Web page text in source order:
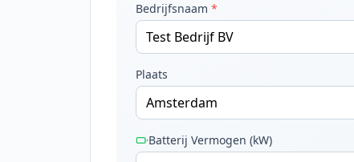
Bedrijfsnaam *
Plaats
Batterij Vermogen (kW)